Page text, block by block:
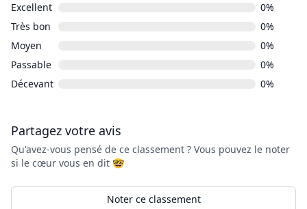
Excellent
0%
Très bon
0%
Moyen
0%
Passable
0%
Décevant
0%
Partagez votre avis
Qu'avez-vous pensé de ce classement ? Vous pouvez le noter
si le cœur vous en dit 🤓
Noter ce classement